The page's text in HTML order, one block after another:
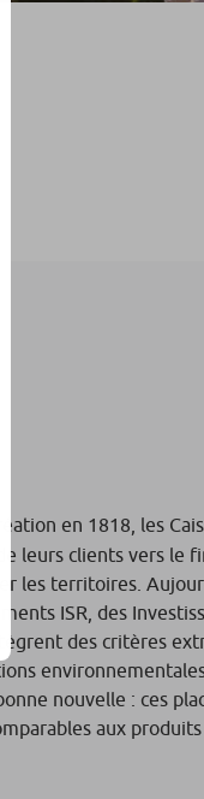
en 1818, les
leurs clients vers le
les territoires.
ISR, des
des critères
nouvelle : ces
aux produits